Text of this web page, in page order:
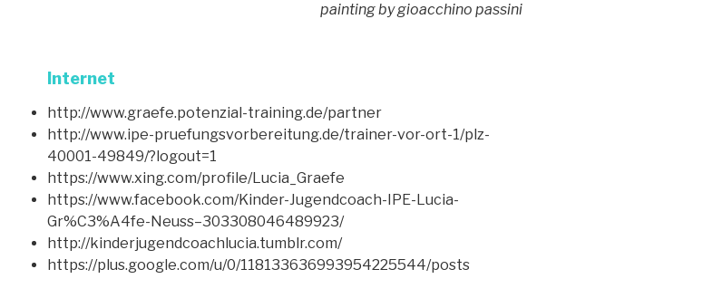
painting by gioacchino passini
Internet
http://www.graefe.potenzial-training.de/partner
http://www.ipe-pruefungsvorbereitung.de/trainer-vor-ort-1/plz-
40001-49849/?logout=1
https://www.xing.com/profile/Lucia_Graefe
https://www.facebook.com/Kinder-Jugendcoach-IPE-Lucia-
Gr%C3%A4fe-Neuss–303308046489923/
http://kinderjugendcoachlucia.tumblr.com/
https://plus.google.com/u/0/118133636993954225544/posts